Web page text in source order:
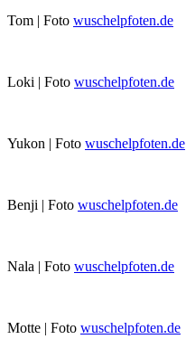
Tom | Foto wuschelpfoten.de
Loki | Foto wuschelpfoten.de
Yukon | Foto wuschelpfoten.de
Benji | Foto wuschelpfoten.de
Nala | Foto wuschelpfoten.de
Motte | Foto wuschelpfoten.de